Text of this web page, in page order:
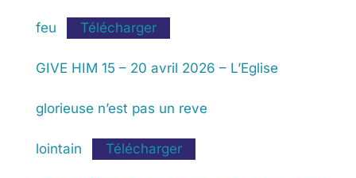
feu Télécharger
GIVE HIM 15 – 20 avril 2026 – L’Eglise
glorieuse n’est pas un reve
lointain Télécharger